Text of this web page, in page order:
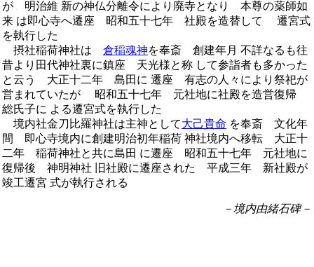
が 明治維 新の神仏分離令により廃寺となり 本尊の薬師如
来 は即心寺へ遷座 昭和五十七年 社殿を造替して 遷宮式
を執行した
摂社稲荷神社は 倉稲魂神を奉斎 創建年月 不詳なるも往
昔より田代神社裏に鎮座 天光様と称 して参詣者も多かった
と云う 大正十二年 島田に 遷座 有志の人々により祭祀が
営まれていたが 昭和五十七年 元社地に社殿を造営復帰
総氏子に よる遷宮式を執行した
境内社金刀比羅神社は主神として大己貴命 を奉斎 文化年
間 即心寺境内に創建明治初年稲荷 神社境内へ移転 大正十
二年 稲荷神社と共に島田 に遷座 昭和五十七年 元社地に
復帰後 神明神社 旧社殿に遷座された 平成三年 新社殿が
竣工遷宮 式が執行される
－境内由緒石碑－